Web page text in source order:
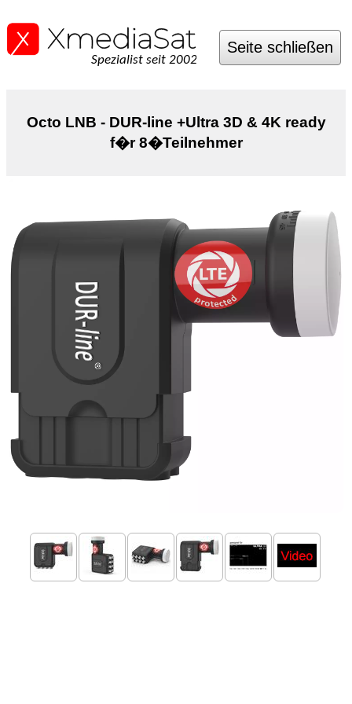
Spezialist seit 2002
Seite schließen
Octo LNB - DUR-line +Ultra 3D & 4K ready
f�r 8�Teilnehmer